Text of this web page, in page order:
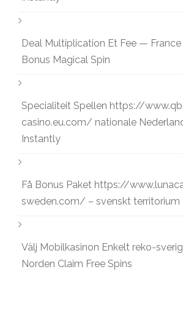
Deal Multiplication Et Fee — France
Bonus Magical Spin
Specialiteit Spellen https://
casino.eu.com/ nationale
Instantly
Få Bonus Paket https://
sweden.com/ – svenskt territorium
Välj Mobilkasinon Enkelt reko-
Norden Claim Free Spins